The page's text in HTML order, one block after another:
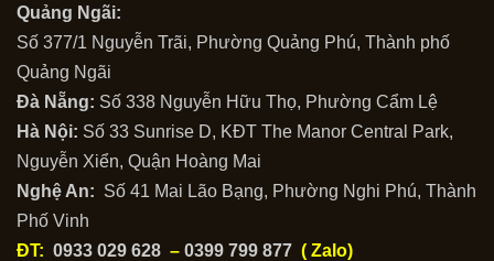
Quảng Ngãi:
Số 377/1 Nguyễn Trãi, Phường Quảng Phú, Thành phố
Quảng Ngãi
Đà Nẵng: Số 338 Nguyễn Hữu Thọ, Phường Cẩm Lệ
Hà Nội: Số 33 Sunrise D, KĐT The Manor Central Park,
Nguyễn Xiển, Quận Hoàng Mai
Nghệ An: Số 41 Mai Lão Bạng, Phường Nghi Phú, Thành
Phố Vinh
ĐT: 0933 029 628 – 0399 799 877 ( Zalo)